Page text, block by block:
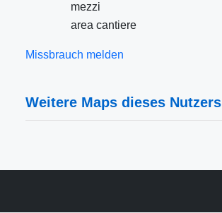
mezzi
area cantiere
Missbrauch melden
Weitere Maps dieses Nutzers